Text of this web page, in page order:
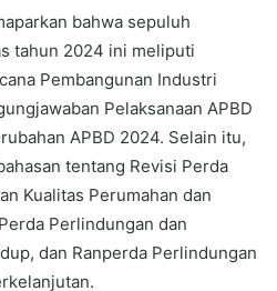
bahwa sepuluh
tahun 2024 ini meliputi
Pembangunan Industri
Pelaksanaan APBD
APBD 2024. Selain itu,
tentang Revisi Perda
Kualitas Perumahan dan
Perlindungan dan
dan Ranperda Perlindungan